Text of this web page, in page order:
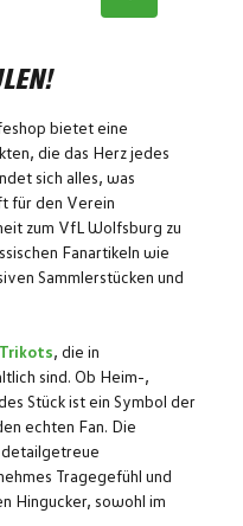
bietet eine
die das Herz jedes
sich alles, was
für den Verein
zum VfL Wolfsburg zu
Fanartikeln wie
Sammlerstücken und
Trikots, die in
sind. Ob Heim-,
Stück ist ein Symbol der
echten Fan. Die
detailgetreue
Tragegefühl und
Hingucker, sowohl im